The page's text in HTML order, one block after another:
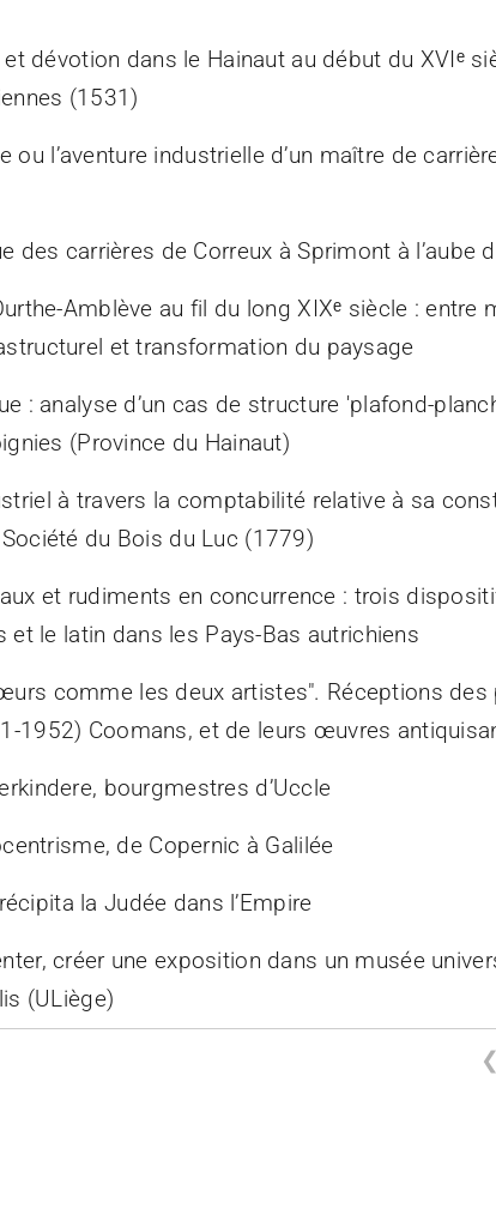
dévotion dans le Hainaut au début du XVIᵉ
(1531)
ou l’aventure industrielle d’un maître de
des carrières de Correux à Sprimont à l’aube
Amblève au fil du long XIXᵉ siècle : entre
et transformation du paysage
: analyse d’un cas de structure 'plafond-
(Province du Hainaut)
à travers la comptabilité relative à sa
du Bois du Luc (1779)
et rudiments en concurrence : trois
et le latin dans les Pays-Bas autrichiens
comme les deux artistes". Réceptions des
1952) Coomans, et de leurs œuvres
bourgmestres d’Uccle
de Copernic à Galilée
la Judée dans l’Empire
créer une exposition dans un musée
(ULiège)
❮